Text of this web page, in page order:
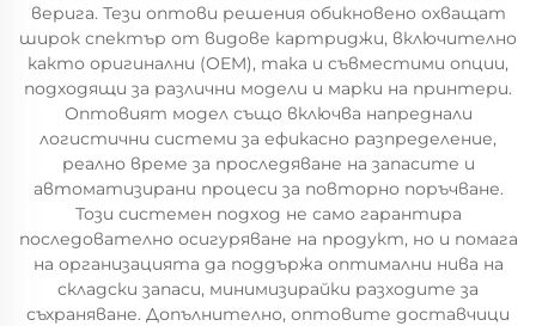
верига. Тези оптови решения обикновено охващат
широк спектър от видове картриджи, включително
както оригинални (OEM), така и съвместими опции,
подходящи за различни модели и марки на принтери.
Оптовият модел също включва напреднали
логистични системи за ефикасно разпределение,
реално време за проследяване на запасите и
автоматизирани процеси за повторно поръчване.
Този системен подход не само гарантира
последователно осигуряване на продукт, но и помага
на организацията да поддържа оптимални нива на
складски запаси, минимизирайки разходите за
съхраняване. Допълнително, оптовите доставчици